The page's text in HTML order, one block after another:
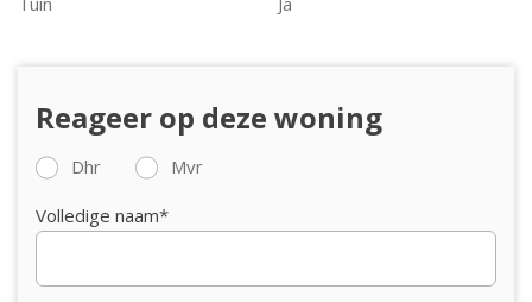
Reageer op deze woning
Dhr Mvr
Volledige naam*